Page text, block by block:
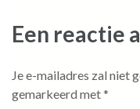
Een reactie
Je e-mailadres zal niet
gemarkeerd met*